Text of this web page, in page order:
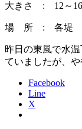
大きさ : 12～
場 所 : 各堤
昨日の東風で水
ていましたが、や
Facebook
Line
X